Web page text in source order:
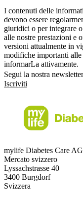
I contenuti delle
devono essere
giuridici o per integrare
alle nostre prestazioni e
versioni attualmente in
modifiche importanti
informarLa attivamente.
Segui la nostra
Iscriviti
mylife Diabetes Care AG
Mercato svizzero
Lyssachstrasse 40
3400 Burgdorf
Svizzera